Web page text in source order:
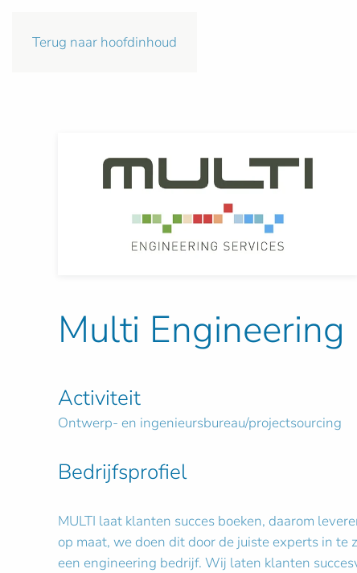
Terug naar hoofdinhoud
Multi Engineering
Activiteit
Ontwerp- en ingenieursbureau/projectsourcing
Bedrijfsprofiel
MULTI laat klanten succes boeken, daarom
op maat, we doen dit door de juiste experts in te
een engineering bedrijf. Wij laten klanten